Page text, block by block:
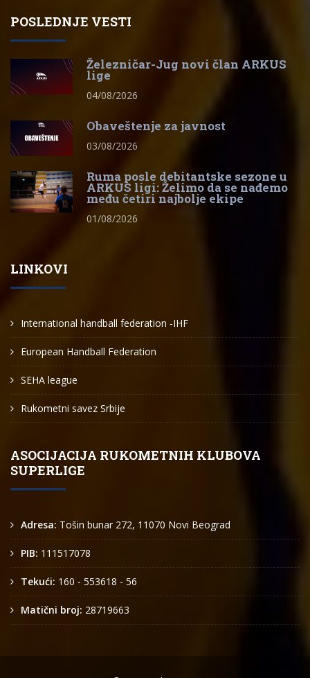
POSLEDNJE VESTI
Železničar-Jug novi član ARKUS
lige
04/08/2026
Obaveštenje za javnost
03/08/2026
Ruma posle debitantske sezone u
ARKUS ligi: Želimo da se nađemo
među četiri najbolje ekipe
01/08/2026
LINKOVI
International handball federation -IHF
European Handball Federation
SEHA league
Rukometni savez Srbije
ASOCIJACIJA RUKOMETNIH KLUBOVA
SUPERLIGE
Adresa: Tošin bunar 272, 11070 Novi Beograd
PIB: 111517078
Tekući: 160 - 553618 - 56
Matični broj: 28719663